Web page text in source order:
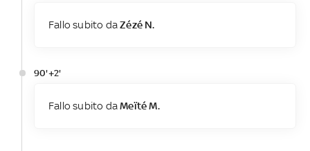
Fallo subito daZézé N.
90'+2'
Fallo subito daMeïté M.